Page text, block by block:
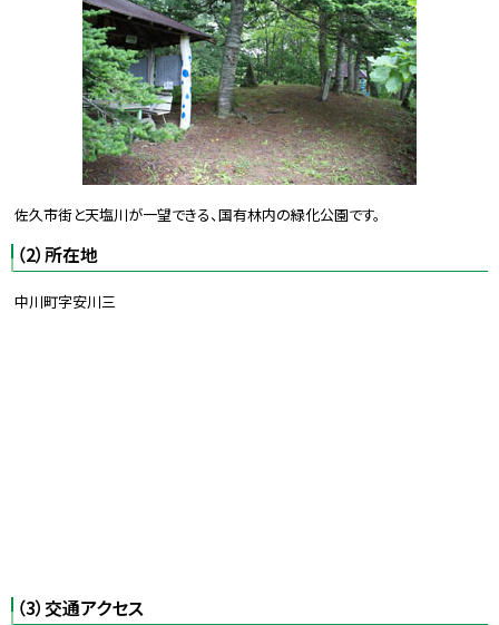
佐久市街と天塩川が一望できる、国有林内の緑化公園です。
（2）所在地
中川町字安川三
（3）交通アクセス